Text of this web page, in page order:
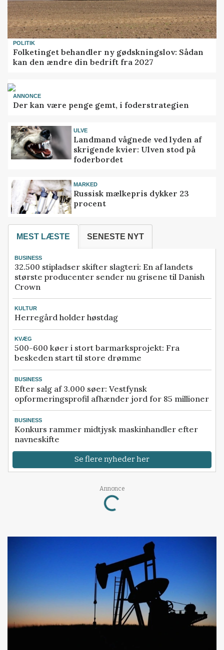
POLITIK
Folketinget behandler ny gødskningslov: Sådan
kan den ændre din bedrift fra 2027
ANNONCE
Der kan være penge gemt, i foderstrategien
ULVE
Landmand vågnede ved lyden af
skrigende kvier: Ulven stod på
foderbordet
MARKED
Russisk mælkepris dykker 23
procent
MEST LÆSTE SENESTE NYT
BUSINESS
32.500 stipladser skifter slagteri: En af landets
største producenter sender nu grisene til Danish
Crown
KULTUR
Herregård holder høstdag
KVÆG
500-600 køer i stort barmarksprojekt: Fra
beskeden start til store drømme
BUSINESS
Efter salg af 3.000 søer: Vestfynsk
opformeringsprofil afhænder jord for 85 millioner
BUSINESS
Konkurs rammer midtjysk maskinhandler efter
navneskifte
Se flere nyheder her
Annonce
Loading...